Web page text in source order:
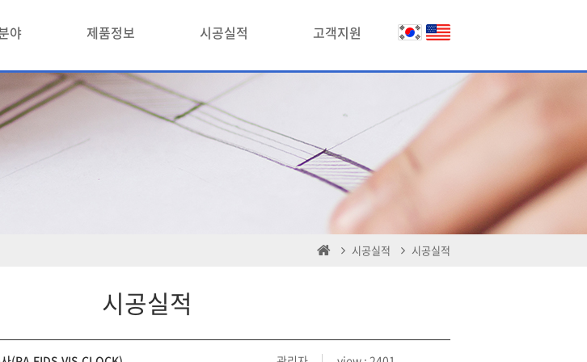
야 제품정보 시공실적 고객지원
시공실적 시공실적
시공실적